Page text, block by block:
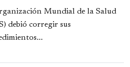
Mundial de la Salud
debió corregir sus